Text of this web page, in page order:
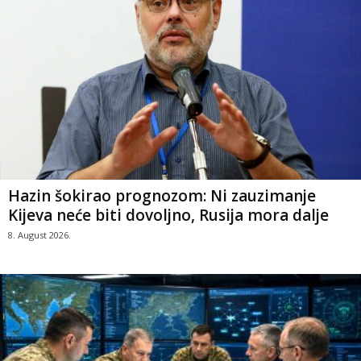
Hazin šokirao prognozom: Ni zauzimanje
Kijeva neće biti dovoljno, Rusija mora dalje
8. August 2026.